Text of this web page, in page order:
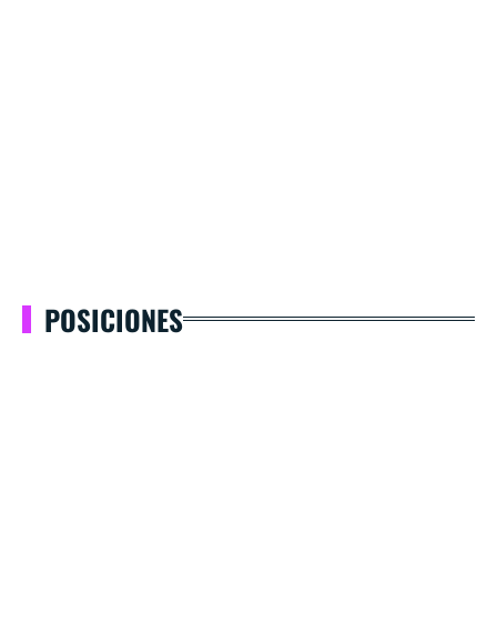
POSICIONES